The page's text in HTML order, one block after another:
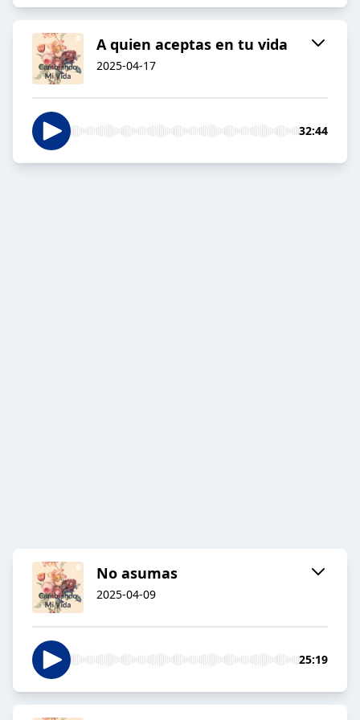
A quien aceptas en tu vida
2025-04-17
32:44
No asumas
2025-04-09
25:19